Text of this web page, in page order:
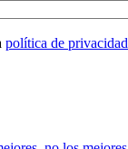
política de privacidad